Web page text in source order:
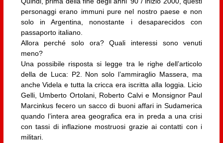
personaggi erano immuni pure nel nostro paese e non
solo in Argentina, nonostante i desaparecidos con
passaporto italiano.
Allora perché solo ora? Quali interessi sono venuti
meno?
Una possibile risposta si legge tra le righe dell’articolo
della de Luca: P2. Non solo l’ammiraglio Massera, ma
anche Videla e tutta la cricca era iscritta alla loggia. Licio
Gelli, Umberto Ortolani, Roberto Calvi e Monsignor Paul
Marcinkus fecero un sacco di buoni affari in Sudamerica
quando l’intera area geografica era in preda a una crisi
con tassi di inflazione mostruosi grazie ai contatti con i
militari.